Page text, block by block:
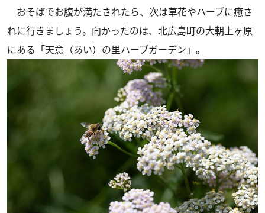
おそばでお腹が満たされたら、次は草花やハーブに癒さ
れに行きましょう。向かったのは、北広島町の大朝上ヶ原
にある「天意（あい）の里ハーブガーデン」。